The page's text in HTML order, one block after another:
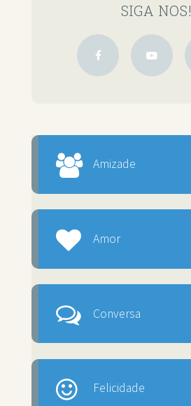
SIGA NOS!
Amizade
Amor
Conversa
Felicidade